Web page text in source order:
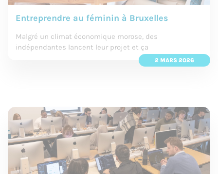
Entreprendre au féminin à Bruxelles
Malgré un climat économique morose, des
indépendantes lancent leur projet et ça
2 MARS 2026